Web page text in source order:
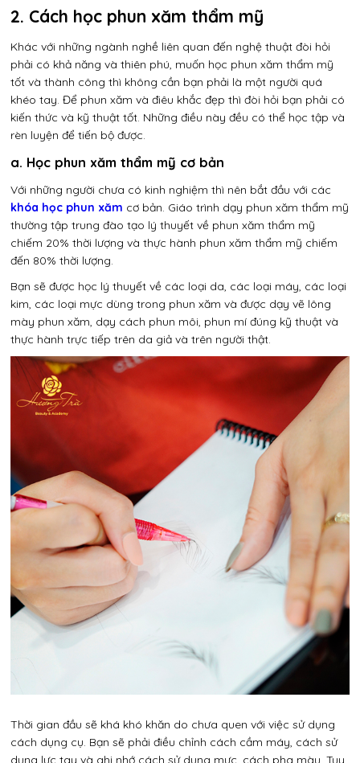
2. Cách học phun xăm thẩm mỹ
Khác với những ngành nghề liên quan đến nghệ thuật đòi hỏi
phải có khả năng và thiên phú, muốn học phun xăm thẩm mỹ
tốt và thành công thì không cần bạn phải là một người quá
khéo tay. Để phun xăm và điêu khắc đẹp thì đòi hỏi bạn phải có
kiến thức và kỹ thuật tốt. Những điều này đều có thể học tập và
rèn luyện để tiến bộ được.
a. Học phun xăm thẩm mỹ cơ bản
Với những người chưa có kinh nghiệm thì nên bắt đầu với các
khóa học phun xăm cơ bản. Giáo trình dạy phun xăm thẩm mỹ
thường tập trung đào tạo lý thuyết về phun xăm thẩm mỹ
chiếm 20% thời lượng và thực hành phun xăm thẩm mỹ chiếm
đến 80% thời lượng.
Bạn sẽ được học lý thuyết về các loại da, các loại máy, các loại
kim, các loại mực dùng trong phun xăm và được dạy vẽ lông
mày phun xăm, dạy cách phun môi, phun mí đúng kỹ thuật và
thực hành trực tiếp trên da giả và trên người thật.
Thời gian đầu sẽ khá khó khăn do chưa quen với việc sử dụng
cách dụng cụ. Bạn sẽ phải điều chỉnh cách cầm máy, cách sử
dụng lực tay và ghi nhớ cách sử dụng mực, cách pha màu. Tuy